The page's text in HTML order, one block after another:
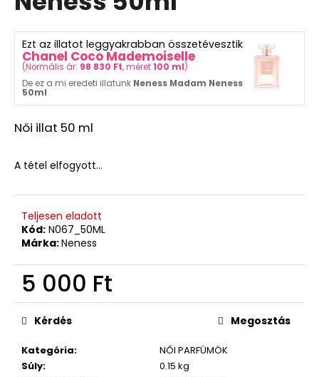
ből
csillag.
Ezt az illatot leggyakrabban összetévesztik
Chanel Coco Mademoiselle
(Normális ár: 98 830 Ft, méret100 ml)
De ez a mi eredeti illatunk Neness Madam Neness
50ml
Női illat 50 ml
A tétel elfogyott…
Teljesen eladott
Kód: N067_50ML
Márka:Neness
5 000 Ft
Egységár:
Kategória:
NŐI PARFÜMÖK
Súly:
0.15 kg
Kérdés Megosztás